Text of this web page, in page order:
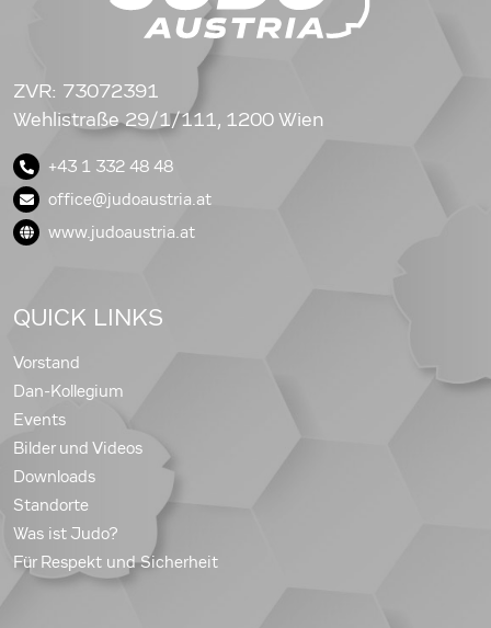
ZVR: 73072391
Wehlistraße 29/1/111, 1200 Wien
+43 1 332 48 48
office@judoaustria.at
www.judoaustria.at
QUICK LINKS
Vorstand
Dan-Kollegium
Events
Bilder und Videos
Downloads
Standorte
Was ist Judo?
Für Respekt und Sicherheit